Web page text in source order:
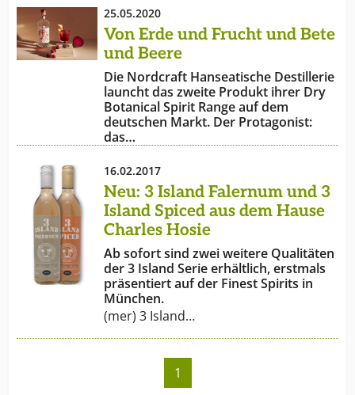
25.05.2020
Von Erde und Frucht und Bete
und Beere
Die Nordcraft Hanseatische Destillerie
launcht das zweite Produkt ihrer Dry
Botanical Spirit Range auf dem
deutschen Markt. Der Protagonist:
das…
16.02.2017
Neu: 3 Island Falernum und 3
Island Spiced aus dem Hause
Charles Hosie
Ab sofort sind zwei weitere Qualitäten
der 3 Island Serie erhältlich, erstmals
präsentiert auf der Finest Spirits in
München.
(mer) 3 Island…
1